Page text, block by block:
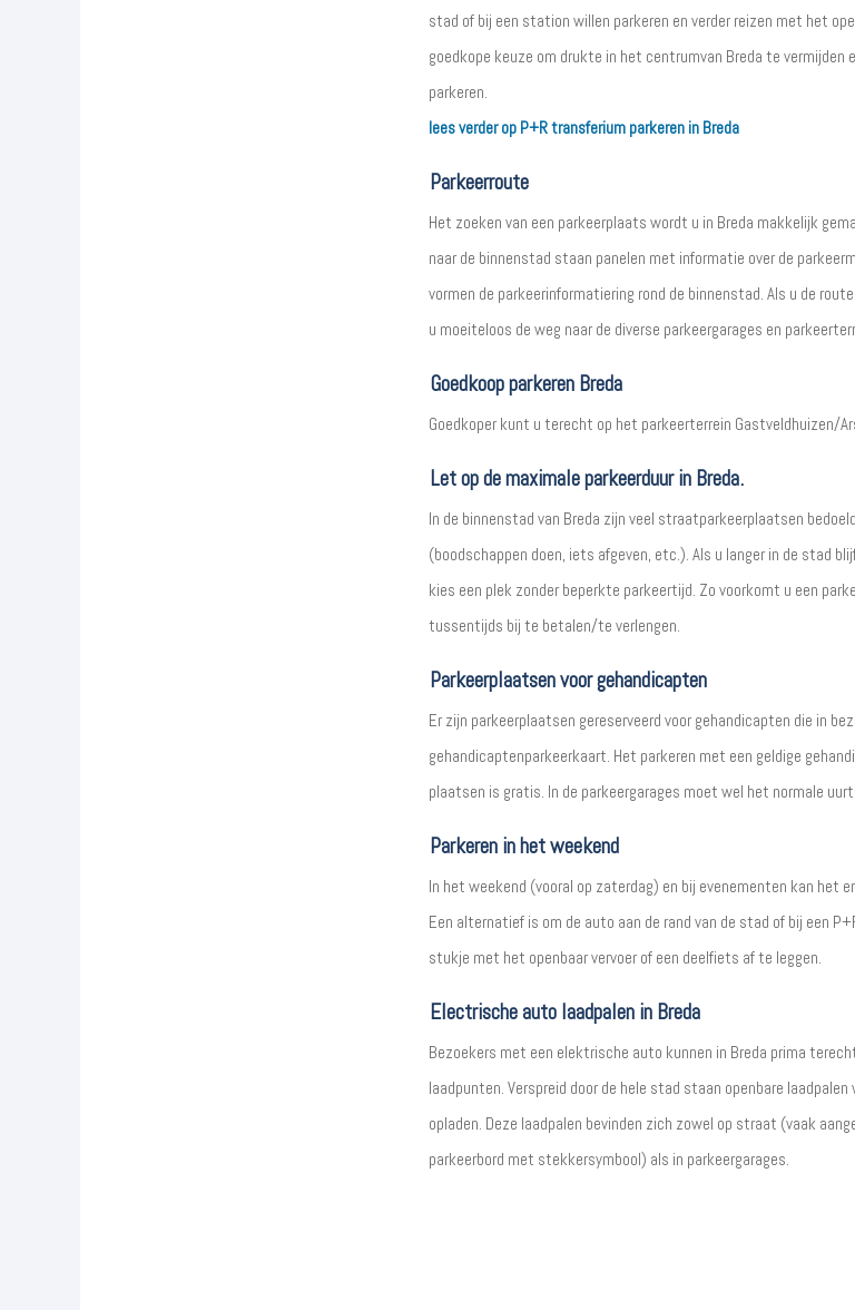
stad of bij een station willen parkeren en verder reizen met het
goedkope keuze om drukte in het centrumvan Breda te vermijden
parkeren.
lees verder op P+R transferium parkeren in Breda
Parkeerroute
Het zoeken van een parkeerplaats wordt u in Breda makkelijk
naar de binnenstad staan panelen met informatie over de
vormen de parkeerinformatiering rond de binnenstad. Als u de
u moeiteloos de weg naar de diverse parkeergarages en
Goedkoop parkeren Breda
Goedkoper kunt u terecht op het parkeerterrein Gastveldhuizen/
Let op de maximale parkeerduur in Breda.
In de binnenstad van Breda zijn veel straatparkeerplaatsen
(boodschappen doen, iets afgeven, etc.). Als u langer in de stad
kies een plek zonder beperkte parkeertijd. Zo voorkomt u een
tussentijds bij te betalen/te verlengen.
Parkeerplaatsen voor gehandicapten
Er zijn parkeerplaatsen gereserveerd voor gehandicapten die in
gehandicaptenparkeerkaart. Het parkeren met een geldige
plaatsen is gratis. In de parkeergarages moet wel het normale
Parkeren in het weekend
In het weekend (vooral op zaterdag) en bij evenementen kan het
Een alternatief is om de auto aan de rand van de stad of bij een
stukje met het openbaar vervoer of een deelfiets af te leggen.
Electrische auto laadpalen in Breda
Bezoekers met een elektrische auto kunnen in Breda prima
laadpunten. Verspreid door de hele stad staan openbare
opladen. Deze laadpalen bevinden zich zowel op straat (vaak
parkeerbord met stekkersymbool) als in parkeergarages.